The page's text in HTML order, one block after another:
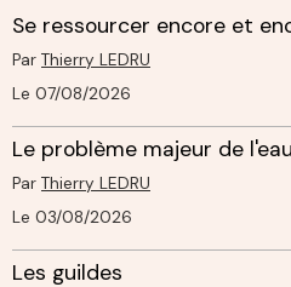
Se ressourcer encore et
Par Thierry LEDRU
Le 07/08/2026
Le problème majeur de l'eau
Par Thierry LEDRU
Le 03/08/2026
Les guildes